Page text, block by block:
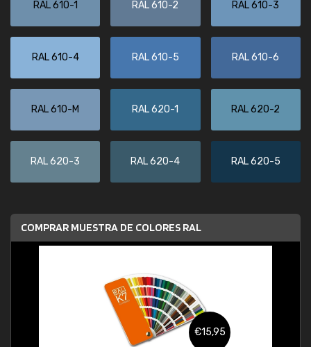
RAL 610-1 RAL 610-2 RAL 610-3
RAL 610-4 RAL 610-5 RAL 610-6
RAL 610-M RAL 620-1 RAL 620-2
RAL 620-3 RAL 620-4 RAL 620-5
COMPRAR MUESTRA DE COLORES RAL
€15,95